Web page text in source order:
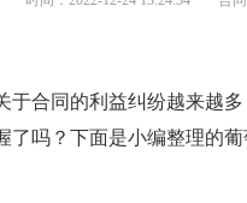
合同的利益纠纷越来越多
了吗？下面是小编整理的